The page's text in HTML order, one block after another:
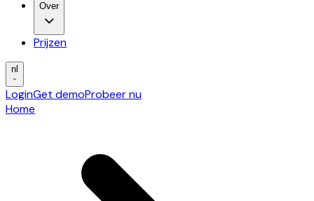
Over
Prijzen
nl
LoginGet demoProbeer nu
Home